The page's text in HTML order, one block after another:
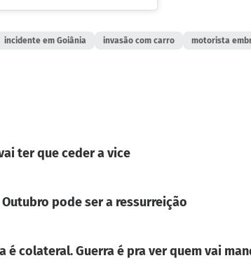
incidente em Goiânia invasão com carro motorista
ter que ceder a vice
pode ser a ressurreição
é colateral. Guerra é pra ver quem vai